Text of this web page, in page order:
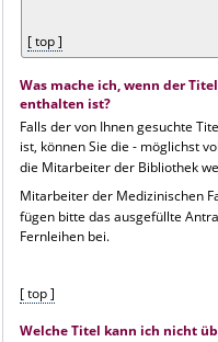
[ top ]
Was mache ich, wenn der
enthalten ist?
Falls der von Ihnen gesuchte
ist, können Sie die - möglichst
die Mitarbeiter der Bibliothek
Mitarbeiter der Medizinischen
fügen bitte das ausgefüllte
Fernleihen bei.
[ top ]
Welche Titel kann ich nicht